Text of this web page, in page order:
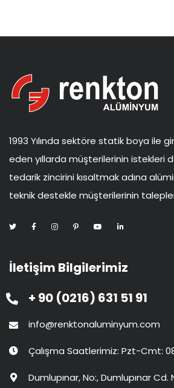
1993 Yılında sektöre statik boya ile
eden yıllarda müşterilerinin istekleri
tedarik zincirini kısaltmak adına
teknik destekle müşterilerinin
İletişim Bilgilerimiz
+ 90 (0216) 631 51 91
info@renktonaluminyum.com
Çalışma Saatlerimiz: Pzt-Cmt:
Dumlupınar, No:, Dumlupınar Cd.